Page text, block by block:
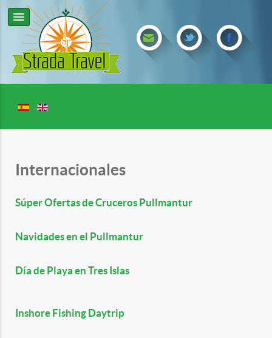
Internacionales
Súper Ofertas de Cruceros Pullmantur
Navidades en el Pullmantur
Día de Playa en Tres Islas
Inshore Fishing Daytrip